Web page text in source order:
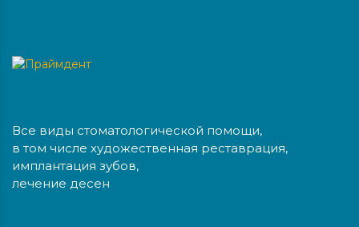
Все виды стоматологической помощи,
в том числе художественная реставрация,
имплантация зубов,
лечение десен